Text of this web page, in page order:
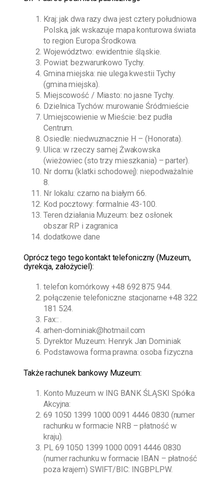
Kraj: jak dwa razy dwa jest cztery południowa
Polska, jak wskazuje mapa konturowa świata
to region Europa Środkowa.
Województwo: ewidentnie śląskie.
Powiat: bezwarunkowo Tychy.
Gmina miejska: nie ulega kwestii Tychy
(gmina miejska).
Miejscowość / Miasto: no jasne Tychy.
Dzielnica Tychów: murowanie Śródmieście
Umiejscowienie w Mieście: bez pudła
Centrum.
Osiedle: niedwuznacznie H – (Honorata).
Ulica: w rzeczy samej Żwakowska
(wieżowiec (sto trzy mieszkania) – parter).
Nr domu (klatki schodowej): niepodważalnie
8.
Nr lokalu: czarno na białym 66.
Kod pocztowy: formalnie 43-100.
Teren działania Muzeum: bez osłonek
obszar RP i zagranica
dodatkowe dane
Oprócz tegotego kontakt telefoniczny (Muzeum,
dyrekcja, założyciel):
telefon komórkowy+48 692 875 944.
połączenie telefoniczne stacjonarne+48 322
181 524.
Fax:: .
arhen-dominiak@hotmail.com
Dyrektor Muzeum: Henryk Jan Dominiak
Podstawowa forma prawna: osoba fizyczna
Także rachunek bankowy Muzeum:
Konto Muzeum w ING BANK ŚLĄSKI Spółka
Akcyjna:
69 1050 1399 1000 0091 4446 0830 (numer
rachunku w formacie NRB – płatność w
kraju).
PL 69 1050 1399 1000 0091 4446 0830
(numer rachunku w formacie IBAN – płatność
poza krajem) SWIFT/BIC: INGBPLPW.